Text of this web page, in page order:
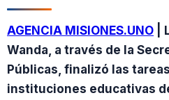
AGENCIA MISIONES.UNO |
Wanda, a través de la
Públicas, finalizó las
instituciones educativas